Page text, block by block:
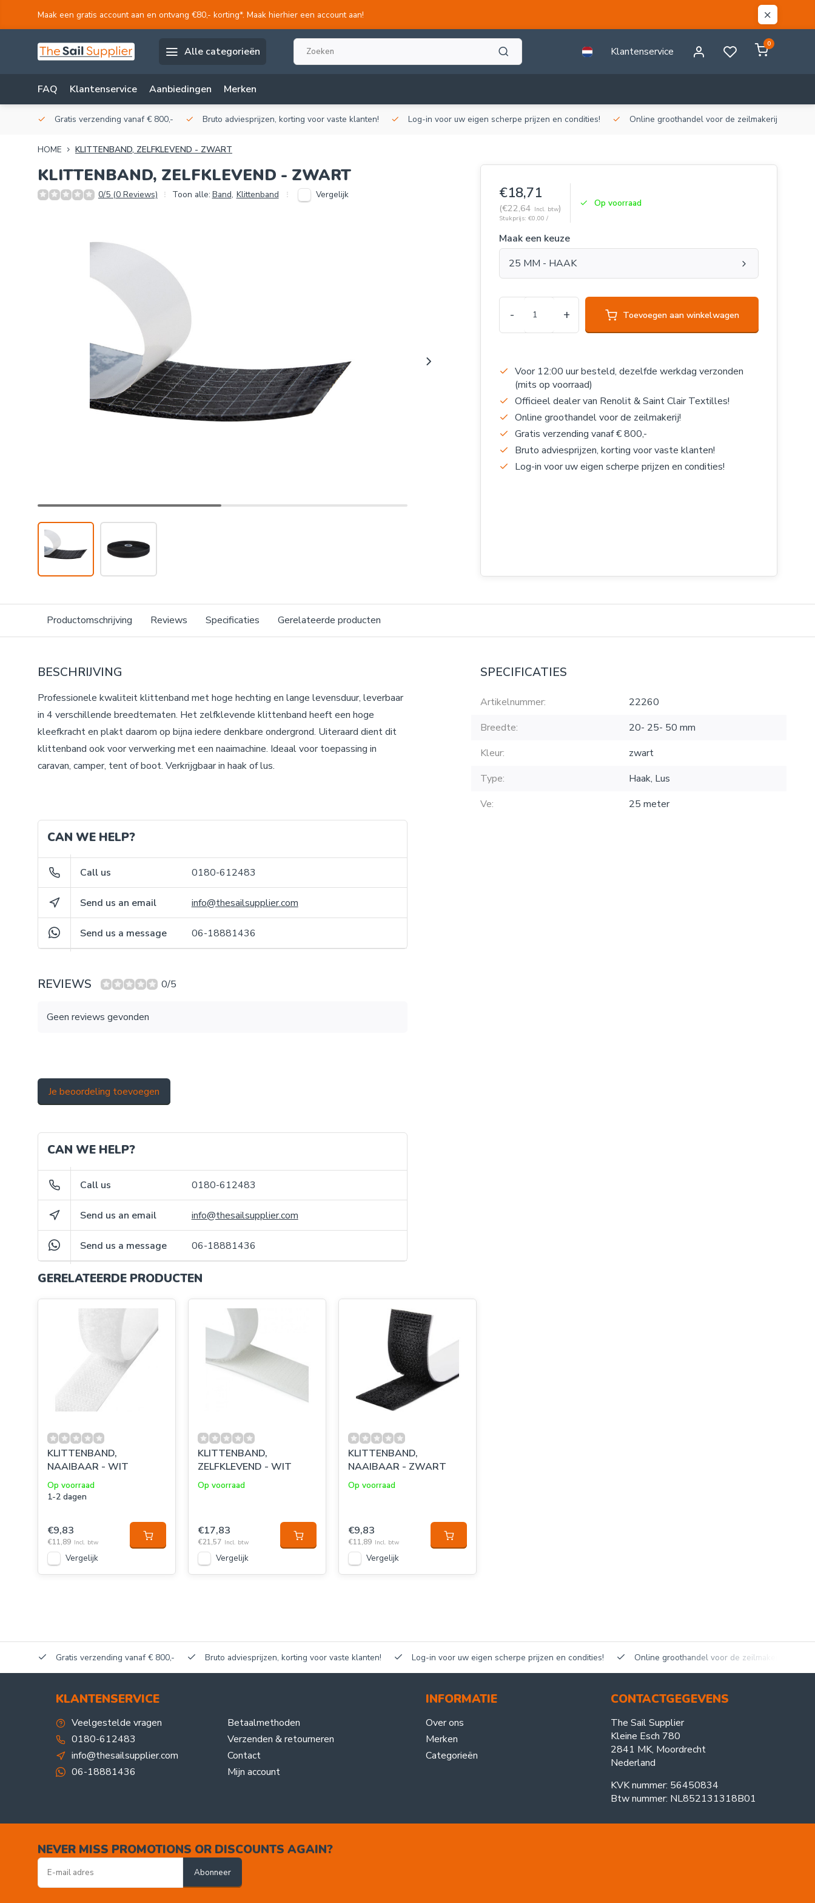
Maak een gratis account aan en ontvang €80,- korting*. Maak hierhier een account aan!
Alle categorieën Klantenservice
0
FAQ Klantenservice Aanbiedingen Merken
Gratis verzending vanaf € 800,- Bruto adviesprijzen, korting voor vaste klanten! Log-in voor uw eigen scherpe prijzen en condities! Online groothandel voor de zeilmakerij!
HOME KLITTENBAND, ZELFKLEVEND - ZWART
KLITTENBAND, ZELFKLEVEND - ZWART
0/5 (0 Reviews) Toon alle: Band, Klittenband Vergelijk €18,71
(€22,64 Incl. btw)
Stukprijs: €0,00 /
Op voorraad
Maak een keuze
25 MM - HAAK
- + Toevoegen aan winkelwagen
Voor 12:00 uur besteld, dezelfde werkdag verzonden
(mits op voorraad)
Officieel dealer van Renolit & Saint Clair Textilles!
Online groothandel voor de zeilmakerij!
Gratis verzending vanaf € 800,-
Bruto adviesprijzen, korting voor vaste klanten!
Log-in voor uw eigen scherpe prijzen en condities!
Productomschrijving Reviews Specificaties Gerelateerde producten
BESCHRIJVING
Professionele kwaliteit klittenband met hoge hechting en lange levensduur, leverbaar
in 4 verschillende breedtematen. Het zelfklevende klittenband heeft een hoge
kleefkracht en plakt daarom op bijna iedere denkbare ondergrond. Uiteraard dient dit
klittenband ook voor verwerking met een naaimachine. Ideaal voor toepassing in
caravan, camper, tent of boot. Verkrijgbaar in haak of lus.
CAN WE HELP?
Call us 0180-612483
Send us an email info@thesailsupplier.com
Send us a message 06-18881436
REVIEWS 0/5
Geen reviews gevonden
Je beoordeling toevoegen
CAN WE HELP?
Call us 0180-612483
Send us an email info@thesailsupplier.com
Send us a message 06-18881436
SPECIFICATIES
Artikelnummer:
22260
Breedte:
20- 25- 50 mm
Kleur:
zwart
Type:
Haak, Lus
Ve:
25 meter
GERELATEERDE PRODUCTEN
KLITTENBAND,
NAAIBAAR - WIT
Op voorraad
1-2 dagen
€9,83
€11,89 Incl. btw
Vergelijk
KLITTENBAND,
ZELFKLEVEND - WIT
Op voorraad
€17,83
€21,57 Incl. btw
Vergelijk
KLITTENBAND,
NAAIBAAR - ZWART
Op voorraad
€9,83
€11,89 Incl. btw
Vergelijk
Gratis verzending vanaf € 800,- Bruto adviesprijzen, korting voor vaste klanten! Log-in voor uw eigen scherpe prijzen en condities! Online groothandel voor de zeilmakerij!
KLANTENSERVICE
Veelgestelde vragen
0180-612483
info@thesailsupplier.com
06-18881436
Betaalmethoden
Verzenden & retourneren
Contact
Mijn account
INFORMATIE
Over ons
Merken
Categorieën
CONTACTGEGEVENS
The Sail Supplier
Kleine Esch 780
2841 MK, Moordrecht
Nederland
KVK nummer: 56450834
Btw nummer: NL852131318B01
NEVER MISS PROMOTIONS OR DISCOUNTS AGAIN?
Abonneer